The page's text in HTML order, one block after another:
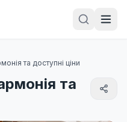
та доступні ціни
та